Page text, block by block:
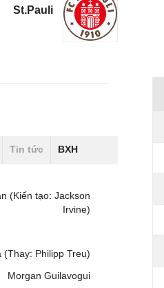
St.Pauli
Tin tức BXH
(Kiến tạo: Jackson
Irvine)
(Thay: Philipp Treu)
Morgan Guilavogui